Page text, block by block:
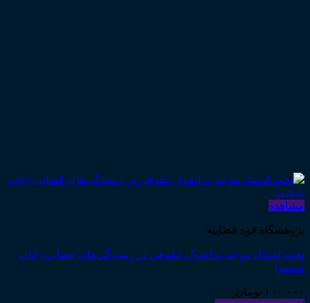
مشاهده
پژوهشگاه قوه قضاییه
نحوه استناد موجه به اصول حقوقی در رسیدگی‌های قضایی (چاپ
ششم)
۱۰۰,۰۰۰ تومان